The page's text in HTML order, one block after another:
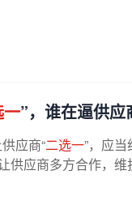
一”，谁在逼供应
应商“二选一”，应
供应商多方合作，